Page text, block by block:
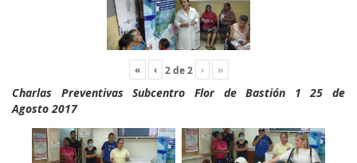
« ‹ 2de2 › »
Charlas Preventivas Subcentro Flor de Bastión 1 25 de
Agosto 2017